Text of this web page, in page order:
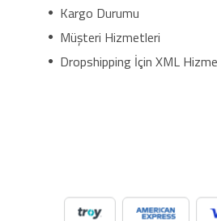
Kargo Durumu
Müşteri Hizmetleri
Dropshipping İçin XML